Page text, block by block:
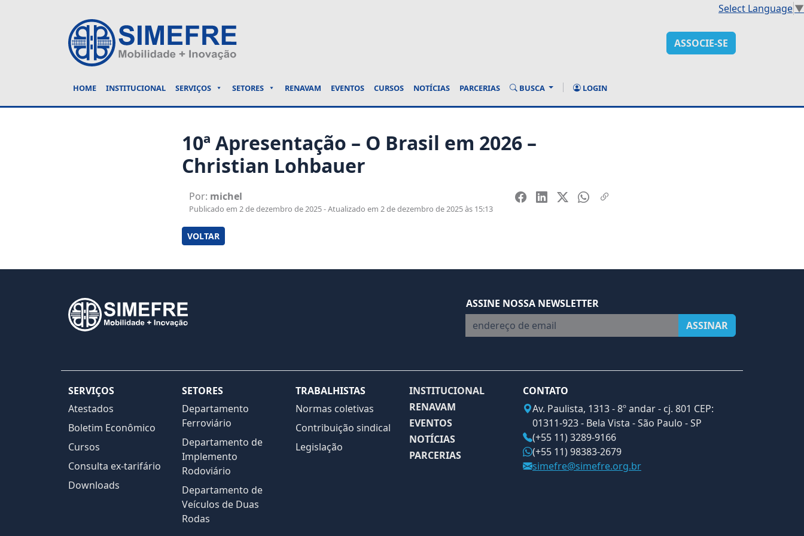
Select Language▼
ASSOCIE-SE
HOME INSTITUCIONAL SERVIÇOS SETORES RENAVAM EVENTOS CURSOS NOTÍCIAS PARCERIAS BUSCA LOGIN
10ª Apresentação – O Brasil em 2026 –
Christian Lohbauer
Por: michel
Publicado em 2 de dezembro de 2025 - Atualizado em 2 de dezembro de 2025 às 15:13
VOLTAR
ASSINE NOSSA NEWSLETTER
endereço de email
ASSINAR
SERVIÇOS
Atestados
Boletim Econômico
Cursos
Consulta ex-tarifário
Downloads
SETORES
Departamento
Ferroviário
Departamento de
Implemento
Rodoviário
Departamento de
Veículos de Duas
Rodas
TRABALHISTAS
Normas coletivas
Contribuição sindical
Legislação
INSTITUCIONAL
RENAVAM
EVENTOS
NOTÍCIAS
PARCERIAS
CONTATO
Av. Paulista, 1313 - 8º andar - cj. 801 CEP:
01311-923 - Bela Vista - São Paulo - SP
(+55 11) 3289-9166
(+55 11) 98383-2679
simefre@simefre.org.br